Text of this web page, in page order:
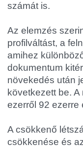
számát is.
Az elemzés
profilváltást, a
amihez
dokumentum
növekedés után
következett be.
ezerről 92 ezerre
A csökkenő
csökkenése és